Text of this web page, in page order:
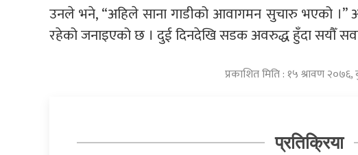
उनले भने, “अहिले साना गाडीको आवागमन सुचारु भएको ।”
रहेको जनाइएको छ । दुई दिनदेखि सडक अवरुद्ध हुँदा सयौँ
प्रकाशित मिति : १५ श्रावण
प्रतिक्रिया